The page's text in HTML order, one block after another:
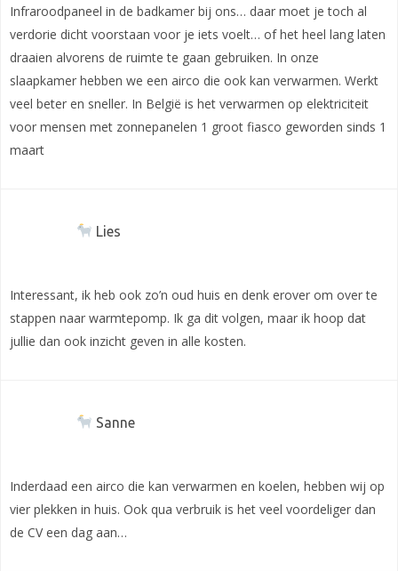
Infraroodpaneel in de badkamer bij ons… daar moet je toch al
verdorie dicht voorstaan voor je iets voelt… of het heel lang laten
draaien alvorens de ruimte te gaan gebruiken. In onze
slaapkamer hebben we een airco die ook kan verwarmen. Werkt
veel beter en sneller. In België is het verwarmen op elektriciteit
voor mensen met zonnepanelen 1 groot fiasco geworden sinds 1
maart
Lies
Interessant, ik heb ook zo’n oud huis en denk erover om over te
stappen naar warmtepomp. Ik ga dit volgen, maar ik hoop dat
jullie dan ook inzicht geven in alle kosten.
Sanne
Inderdaad een airco die kan verwarmen en koelen, hebben wij op
vier plekken in huis. Ook qua verbruik is het veel voordeliger dan
de CV een dag aan…